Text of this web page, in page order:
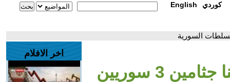
English كوردي
- الجيش اللبناني: سلمنا جثامين 3 سوريين
اخر الافلام